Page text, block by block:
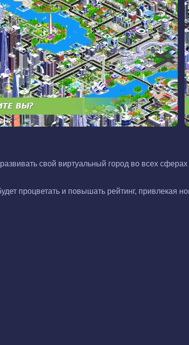
свой виртуальный город во всех
процветать и повышать рейтинг, привлекая